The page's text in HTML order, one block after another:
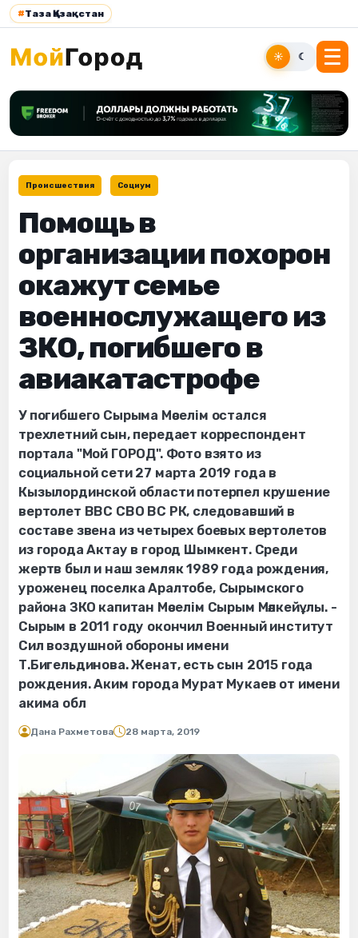
#Таза Қазақстан
☀ ☾
Происшествия Социум
Помощь в
организации похорон
окажут семье
военнослужащего из
ЗКО, погибшего в
авиакатастрофе
У погибшего Сырыма Мәселім остался
трехлетний сын, передает корреспондент
портала "Мой ГОРОД". Фото взято из
социальной сети 27 марта 2019 года в
Кызылординской области потерпел крушение
вертолет ВВС СВО ВС РК, следовавший в
составе звена из четырех боевых вертолетов
из города Актау в город Шымкент. Среди
жертв был и наш земляк 1989 года рождения,
уроженец поселка Аралтобе, Сырымского
района ЗКО капитан Мәселім Сырым Мәлкейұлы. -
Сырым в 2011 году окончил Военный институт
Сил воздушной обороны имени
Т.Бигельдинова. Женат, есть сын 2015 года
рождения. Аким города Мурат Мукаев от имени
акима обл
Дана Рахметова 28 марта, 2019